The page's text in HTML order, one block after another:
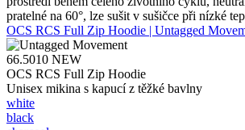
pratelné na 60°, lze sušit v sušičce při nízké
OCS RCS Full Zip Hoodie | Untagged
66.5010 NEW
OCS RCS Full Zip Hoodie
Unisex mikina s kapucí z těžké bavlny
white
black